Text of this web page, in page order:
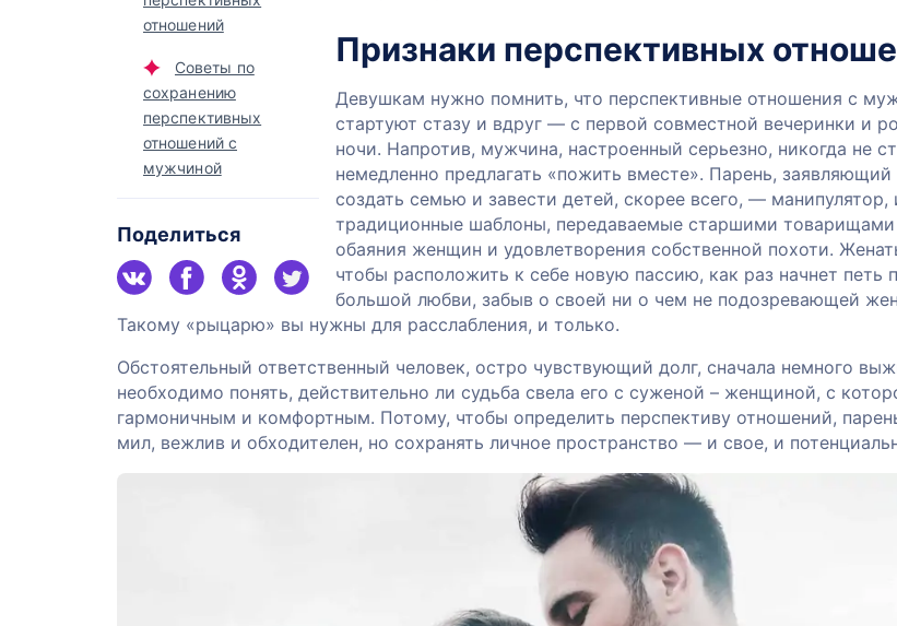
отношений
Советы по
сохранению
перспективных
отношений с
мужчиной
Поделиться
Признаки перспективных
Девушкам нужно помнить, что перспективные отношения с
стартуют стазу и вдруг — с первой совместной вечеринки и
ночи. Напротив, мужчина, настроенный серьезно, никогда не
немедленно предлагать «пожить вместе». Парень,
создать семью и завести детей, скорее всего, —
традиционные шаблоны, передаваемые старшими
обаяния женщин и удовлетворения собственной похоти.
чтобы расположить к себе новую пассию, как раз начнет петь
большой любви, забыв о своей ни о чем не подозревающей
Такому «рыцарю» вы нужны для расслабления, и только.
Обстоятельный ответственный человек, остро чувствующий долг, сначала немного
необходимо понять, действительно ли судьба свела его с суженой – женщиной, с
гармоничным и комфортным. Потому, чтобы определить перспективу отношений,
мил, вежлив и обходителен, но сохранять личное пространство — и свое, и